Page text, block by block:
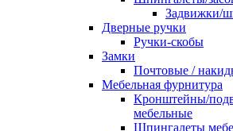
Задвижки/
Дверные ручки
Ручки-скобы
Замки
Почтовые /
Мебельная фурнитура
Кронштейны/
мебельные
Шпингалеты